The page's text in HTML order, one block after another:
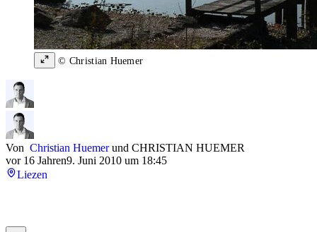
© Christian Huemer
Von Christian Huemerund CHRISTIAN HUEMER
vor 16 Jahren9. Juni 2010 um 18:45
Liezen